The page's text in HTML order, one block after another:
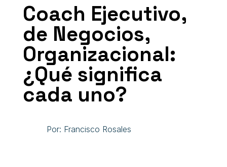
Coach Ejecutivo,
de Negocios,
Organizacional:
¿Qué significa
cada uno?
Por: Francisco Rosales